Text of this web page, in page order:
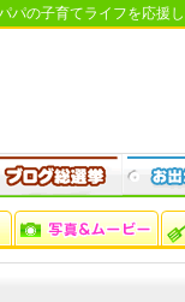
パの子育てライフを応援